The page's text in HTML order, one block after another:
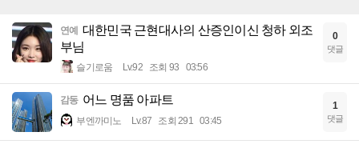
연예
대한민국 근현대사의 산증인이신 청하 외조
부님
슬기로움 Lv.92 조회 93 03:56
0
댓글
감동 어느 명품 아파트
부엔까미노 Lv.87 조회 291 03:45
1
댓글